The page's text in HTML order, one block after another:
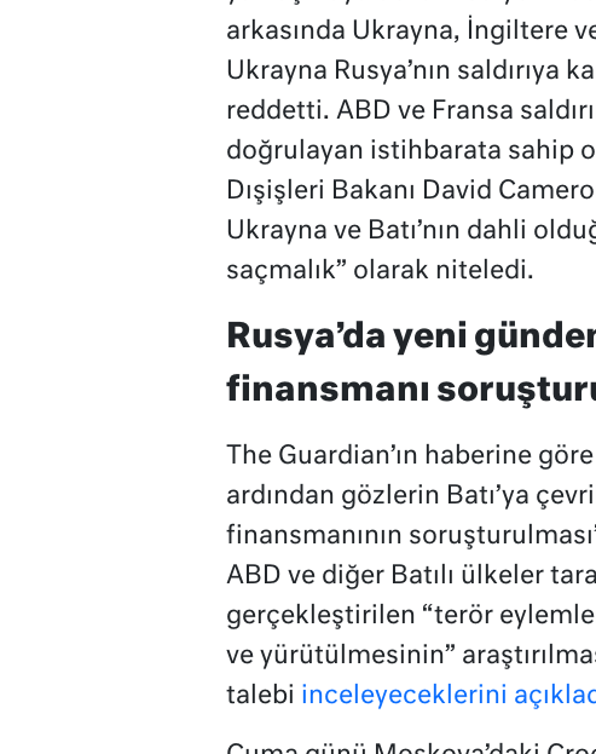
arkasında Ukrayna, İngiltere
Ukrayna Rusya’nın saldırıya
reddetti. ABD ve Fransa
doğrulayan istihbarata sahip
Dışişleri Bakanı David
Ukrayna ve Batı’nın dahli
saçmalık” olarak niteledi.
Rusya’da yeni
finansmanı
The Guardian’ın haberine
ardından gözlerin Batı’ya
finansmanının
ABD ve diğer Batılı ülkeler
gerçekleştirilen “terör
ve yürütülmesinin”
talebi inceleyeceklerini